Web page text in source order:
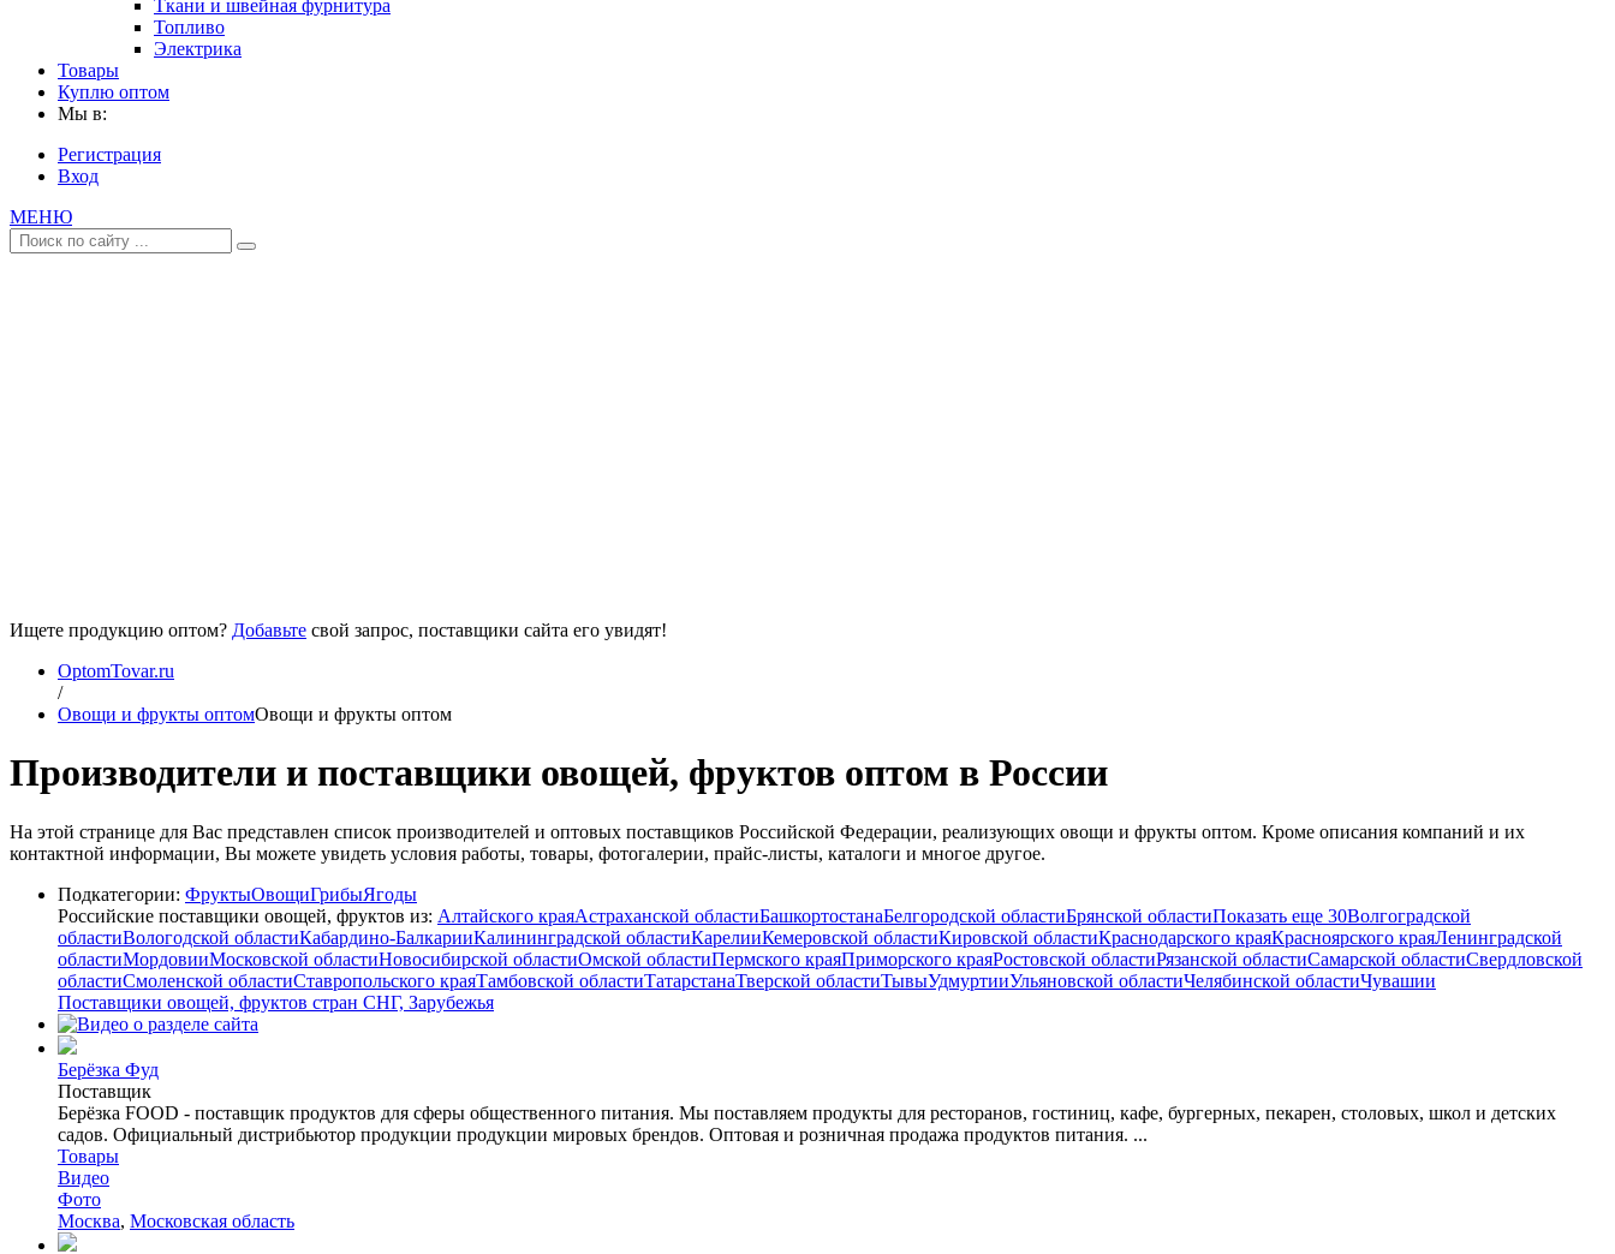
Ткани и швейная фурнитура
Топливо
Электрика
Товары
Куплю оптом
Мы в:
Регистрация
Вход
МЕНЮ
Ищете продукцию оптом? Добавьте свой запрос, поставщики сайта его увидят!
OptomTovar.ru
/
Овощи и фрукты оптомОвощи и фрукты оптом
Производители и поставщики овощей, фруктов оптом в России
На этой странице для Вас представлен список производителей и оптовых поставщиков Российской Федерации, реализующих овощи и фрукты оптом. Кроме описания компаний и их
контактной информации, Вы можете увидеть условия работы, товары, фотогалерии, прайс-листы, каталоги и многое другое.
Подкатегории: ФруктыОвощиГрибыЯгоды
Российские поставщики овощей, фруктов из: Алтайского краяАстраханской областиБашкортостанаБелгородской областиБрянской областиПоказать еще 30Волгоградской
областиВологодской областиКабардино-БалкарииКалининградской областиКарелииКемеровской областиКировской областиКраснодарского краяКрасноярского краяЛенинградской
областиМордовииМосковской областиНовосибирской областиОмской областиПермского краяПриморского краяРостовской областиРязанской областиСамарской областиСвердловской
областиСмоленской областиСтавропольского краяТамбовской областиТатарстанаТверской областиТывыУдмуртииУльяновской областиЧелябинской областиЧувашии
Поставщики овощей, фруктов стран СНГ, Зарубежья
Берёзка Фуд
Поставщик
Берёзка FOOD - поставщик продуктов для сферы общественного питания. Мы поставляем продукты для ресторанов, гостиниц, кафе, бургерных, пекарен, столовых, школ и детских
садов. Официальный дистрибьютор продукции продукции мировых брендов. Оптовая и розничная продажа продуктов питания. ...
Товары
Видео
Фото
Москва, Московская область